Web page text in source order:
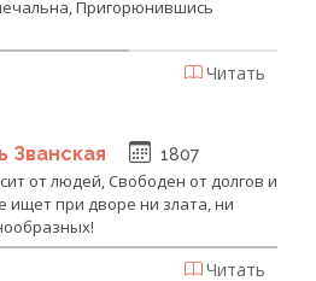
Пригорюнившись
Читать
Званская 1807
от людей, Свободен от долгов и
ищет при дворе ни злата, ни
Читать